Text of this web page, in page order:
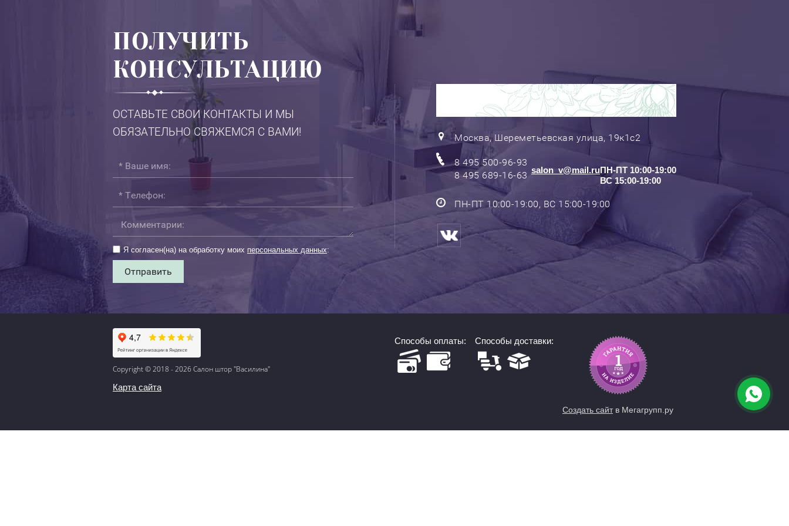
ПОЛУЧИТЬ
КОНСУЛЬТАЦИЮ
ОСТАВЬТЕ СВОИ КОНТАКТЫ И МЫ
ОБЯЗАТЕЛЬНО СВЯЖЕМСЯ С ВАМИ!
Я согласен(на) на обработку моих персональных данных:
Отправить
КОНТАКТНАЯ ИНФОРМАЦИЯ
Москва, Шереметьевская улица, 19к1с2
8 495 500-96-93
8 495 689-16-63 salon_v@mail.ruПН-ПТ 10:00-19:00
ВС 15:00-19:00
ПН-ПТ 10:00-19:00, ВС 15:00-19:00
Copyright © 2018 - 2026 Салон штор "Василина"
Карта сайта
Способы оплаты: Способы доставки:
Создать сайтв Мегагрупп.ру